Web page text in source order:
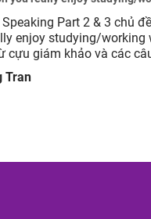
Part 2 & 3 chủ
enjoy studying/working
cựu giám khảo và các
quả.
Tran